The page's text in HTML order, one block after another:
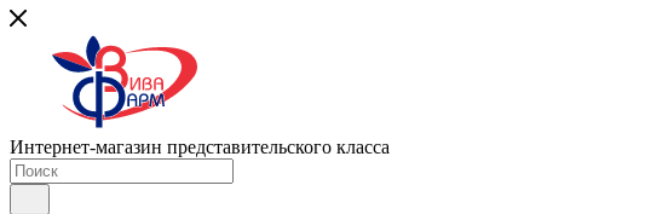
Интернет-магазин представительского класса